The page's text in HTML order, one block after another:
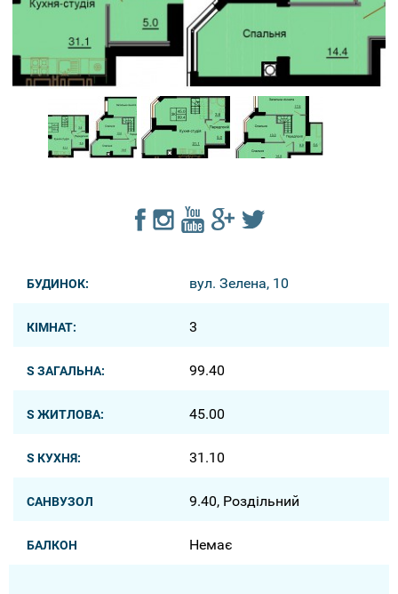
БУДИНОК: вул. Зелена, 10
КІМНАТ: 3
S ЗАГАЛЬНА: 99.40
S ЖИТЛОВА: 45.00
S КУХНЯ: 31.10
САНВУЗОЛ 9.40, Роздільний
БАЛКОН Немає